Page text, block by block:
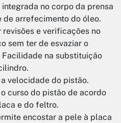
no corpo da prensa
de arrefecimento do óleo.
e verificações no
sem ter de esvaziar o
na substituição
velocidade do pistão.
curso do pistão de acordo
e do feltro.
encostar a pele à placa